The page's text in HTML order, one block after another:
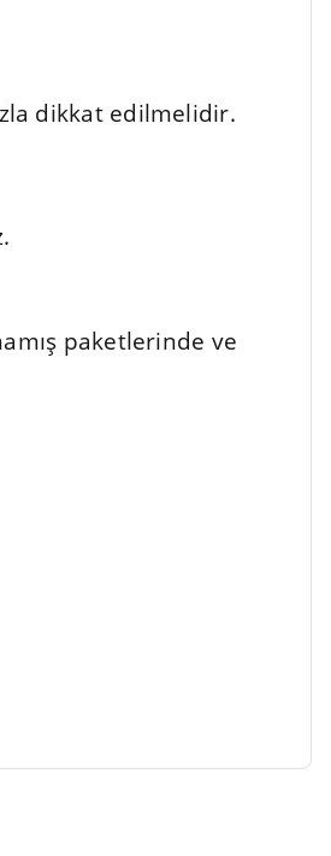
dikkat edilmelidir.
paketlerinde ve